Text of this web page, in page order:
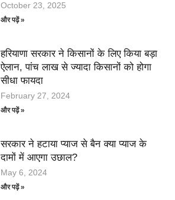
October 23, 2025
और पढ़ें »
हरियाणा सरकार ने किसानों के लिए किया बड़ा
ऐलान, पांच लाख से ज्यादा किसानों को होगा
सीधा फायदा
February 27, 2024
और पढ़ें »
सरकार ने हटाया प्याज से बैन क्या प्याज के
दामों में आएगा उछाल?
May 6, 2024
और पढ़ें »